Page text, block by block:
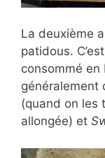
La deuxième
patidous.
consommé en
généralement
(quand on les
allongée) et